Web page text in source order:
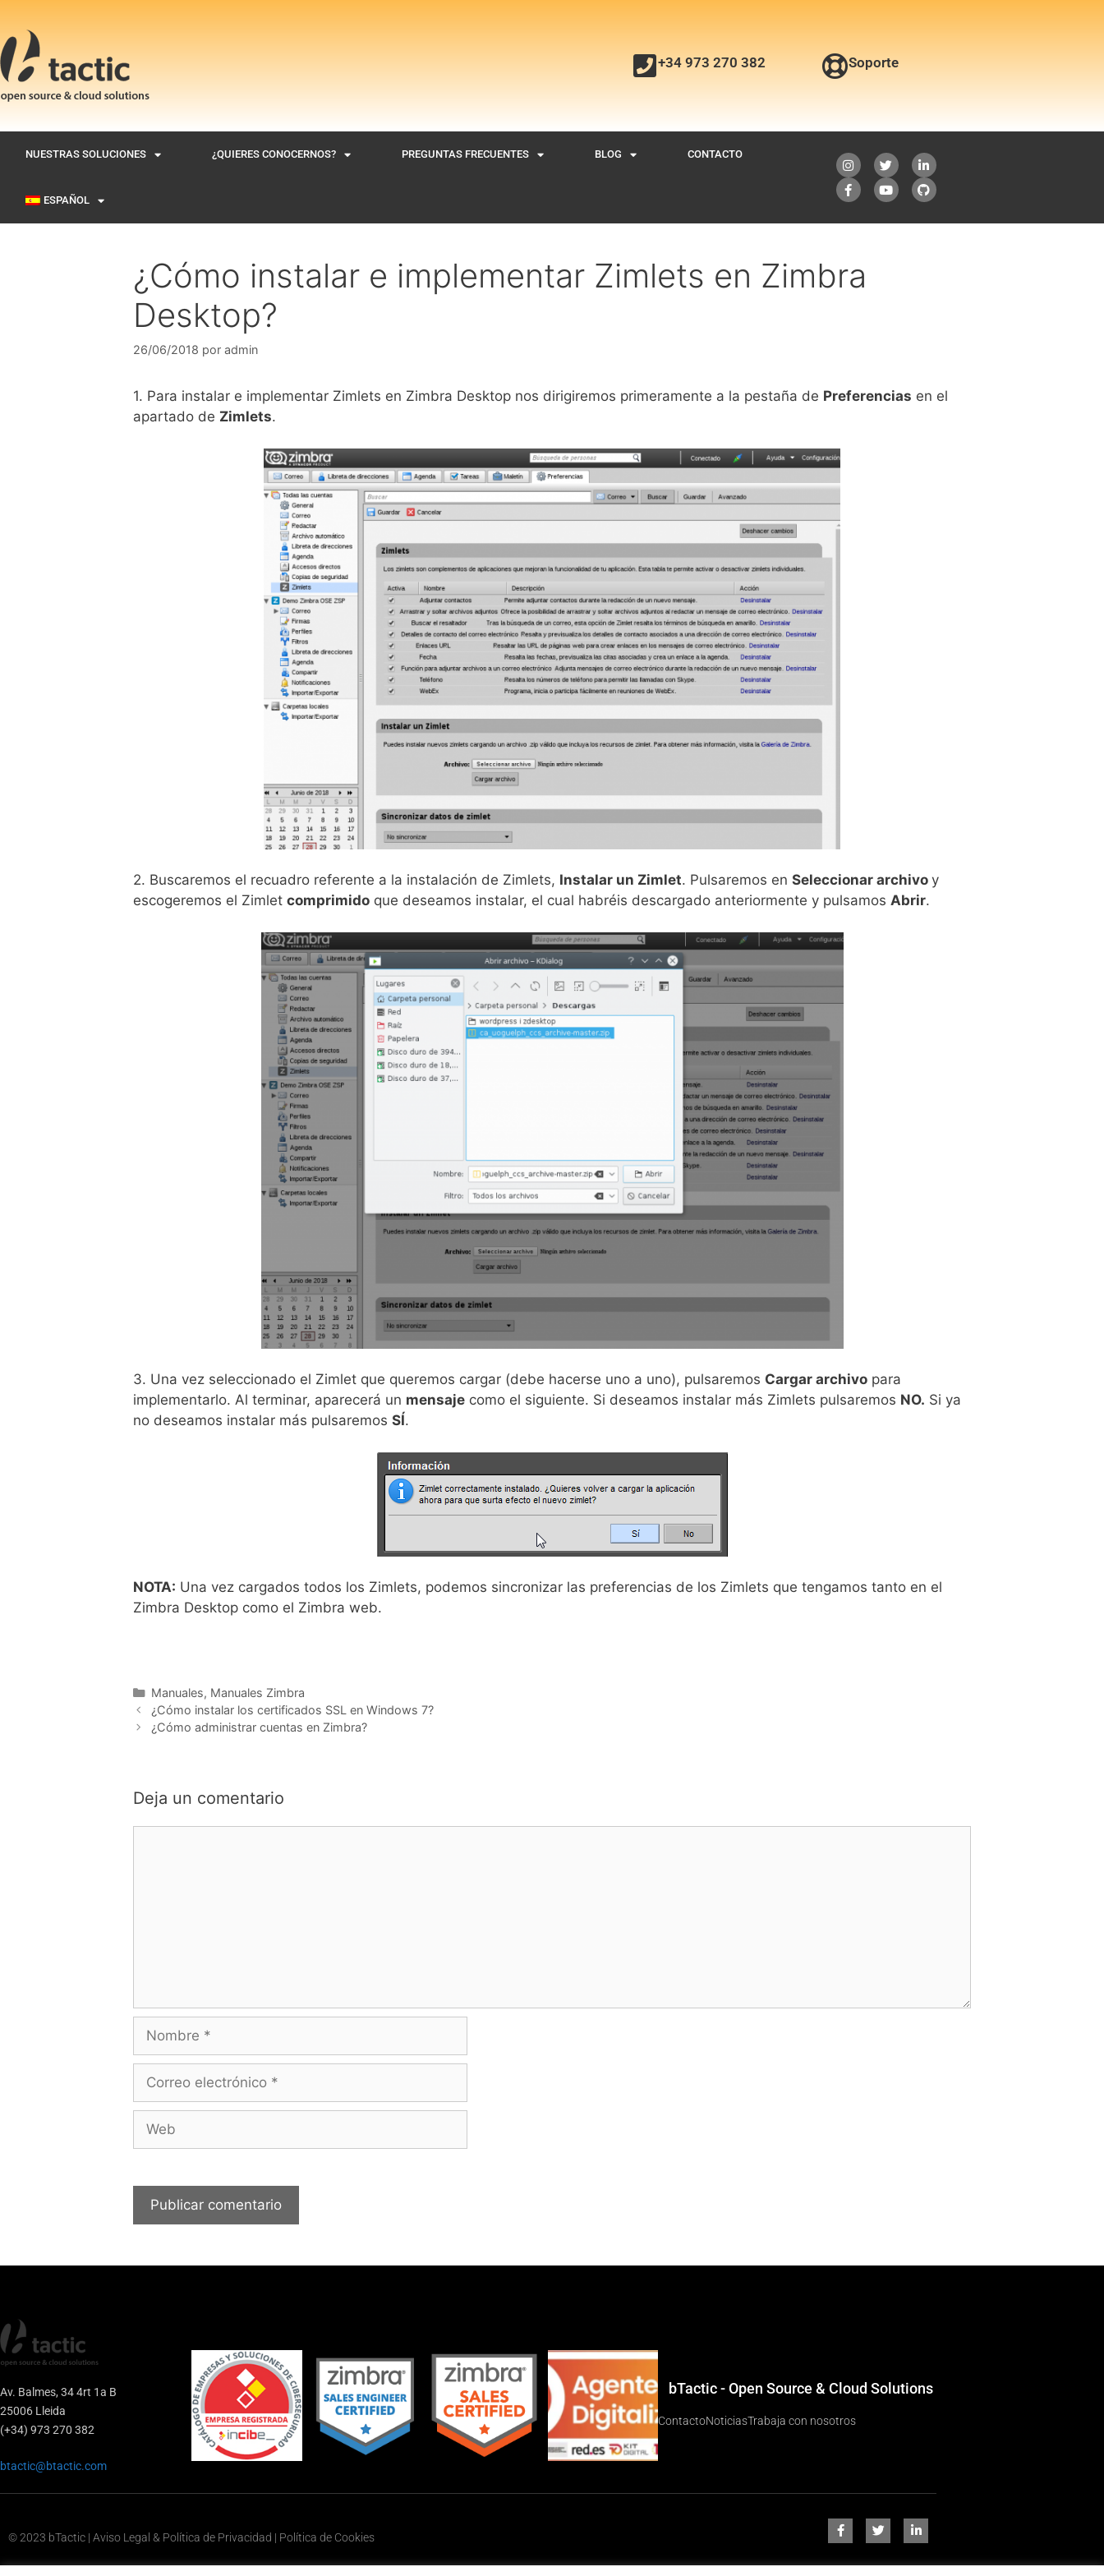
+34 973 270 382 Soporte
NUESTRAS SOLUCIONES ¿QUIERES CONOCERNOS? PREGUNTAS FRECUENTES BLOG CONTACTO
ESPAÑOL
¿Cómo instalar e implementar Zimlets en Zimbra
Desktop?
26/06/2018 por admin
1. Para instalar e implementar Zimlets en Zimbra Desktop nos dirigiremos primeramente a la pestaña de Preferencias en el
apartado de Zimlets.
2. Buscaremos el recuadro referente a la instalación de Zimlets, Instalar un Zimlet. Pulsaremos en Seleccionar archivo y
escogeremos el Zimlet comprimido que deseamos instalar, el cual habréis descargado anteriormente y pulsamos Abrir.
3. Una vez seleccionado el Zimlet que queremos cargar (debe hacerse uno a uno), pulsaremos Cargar archivo para
implementarlo. Al terminar, aparecerá un mensaje como el siguiente. Si deseamos instalar más Zimlets pulsaremos NO. Si ya
no deseamos instalar más pulsaremos SÍ.
NOTA: Una vez cargados todos los Zimlets, podemos sincronizar las preferencias de los Zimlets que tengamos tanto en el
Zimbra Desktop como el Zimbra web.
Manuales, Manuales Zimbra
¿Cómo instalar los certificados SSL en Windows 7?
¿Cómo administrar cuentas en Zimbra?
Deja un comentario
Av. Balmes, 34 4rt 1a B
25006 Lleida
(+34) 973 270 382
btactic@btactic.com
bTactic - Open Source & Cloud Solutions
ContactoNoticiasTrabaja con nosotros
© 2023 bTactic | Aviso Legal & Política de Privacidad | Política de Cookies